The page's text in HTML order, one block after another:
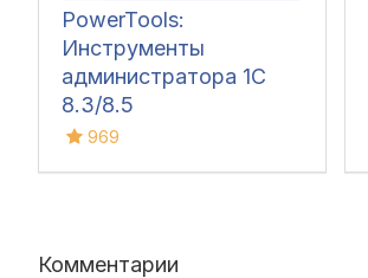
PowerTools:
Инструменты
администратора 1С
8.3/8.5
969
Комментарии